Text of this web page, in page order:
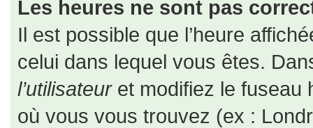
Les heures ne sont pas
Il est possible que l’heure
celui dans lequel vous êtes.
l’utilisateuret modifiez le fuseau
où vous vous trouvez (ex :